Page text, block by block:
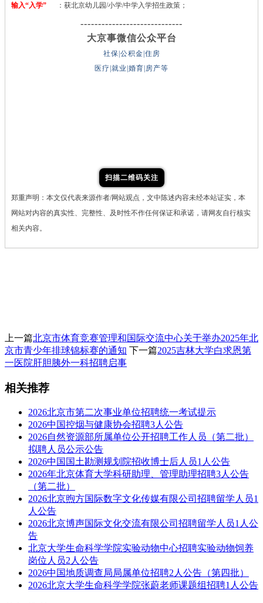
输入“入学” ：获北京幼儿园/小学/中学入学招生政策；
-----------------------------
大京事微信公众平台
社保|公积金|住房
医疗|就业|婚育|房产等
扫描二维码关注
郑重声明：本文仅代表来源作者/网站观点，文中陈述内容未经本站证实，本
网站对内容的真实性、完整性、及时性不作任何保证和承诺，请网友自行核实
相关内容。
上一篇北京市体育竞赛管理和国际交流中心关于举办2025年北
京市青少年排球锦标赛的通知 下一篇2025吉林大学白求恩第
一医院肝胆胰外一科招聘启事
相关推荐
2026北京市第二次事业单位招聘统一考试提示
2026中国控烟与健康协会招聘3人公告
2026自然资源部所属单位公开招聘工作人员（第二批）
拟聘人员公示公告
2026中国国土勘测规划院招收博士后人员1人公告
2026年北京体育大学科研助理、管理助理招聘3人公告
（第二批）
2026北京煦方国际数字文化传媒有限公司招聘留学人员1
人公告
2026北京博声国际文化交流有限公司招聘留学人员1人公
告
北京大学生命科学学院实验动物中心招聘实验动物饲养
岗位人员2人公告
2026中国地质调查局局属单位招聘2人公告（第四批）
2026北京大学生命科学学院张蔚老师课题组招聘1人公告